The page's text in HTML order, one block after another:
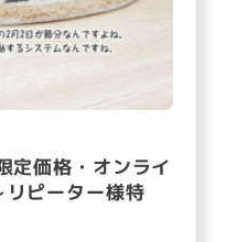
定価格・オンライ
リピーター様特